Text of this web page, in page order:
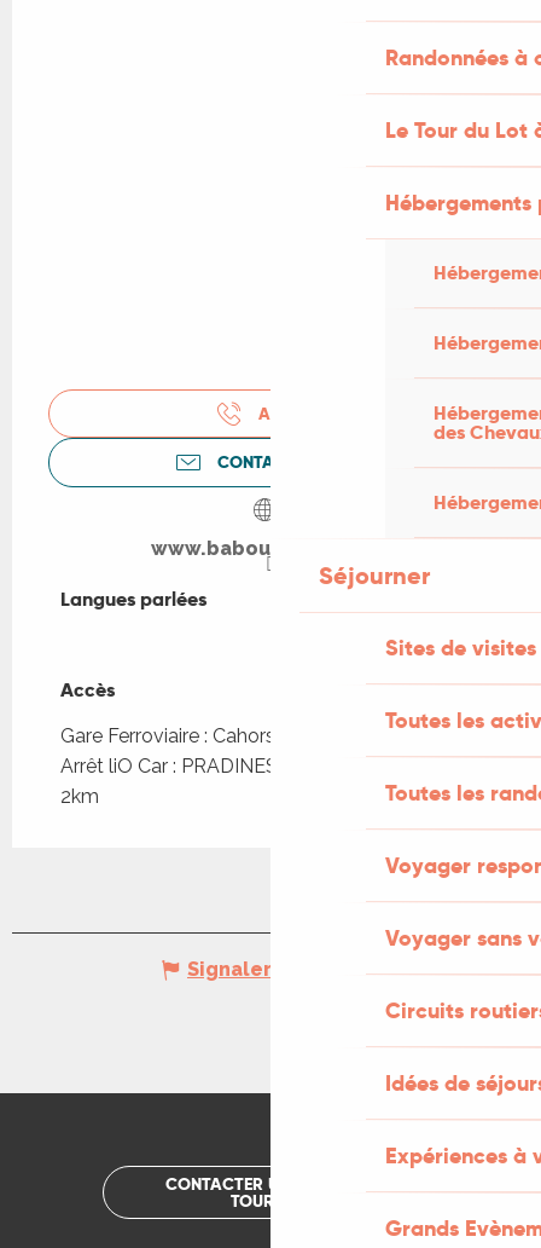
Randonnées
Le Tour du Lot
des
Séjourner
Sites de visites
Toutes les
Toutes les
Voyager
Voyager sans
Circuits
Idées de
Expériences à
Grands
APPELER
CONTACTEZ-NOUS
www.baboumarine.com
Langues parlées
Langues parlées
Accès
Accès
Gare Ferroviaire : Cahors à 1km
Arrêt liO Car : PRADINES - P+R Labéraudie à
2km
Signaler une erreur
CONTACTER UN OFFICE DE
TOURISME